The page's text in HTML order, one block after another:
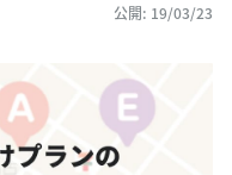
公開: 19/03/23